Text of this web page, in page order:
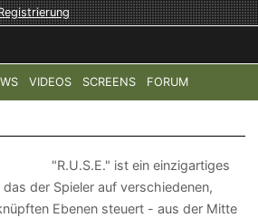
VIDEOS SCREENS FORUM
MODERN WARFARE 4 HALO:
"R.U.S.E." ist ein einzigartiges
der Spieler auf verschiedenen,
Ebenen steuert - aus der Mitte